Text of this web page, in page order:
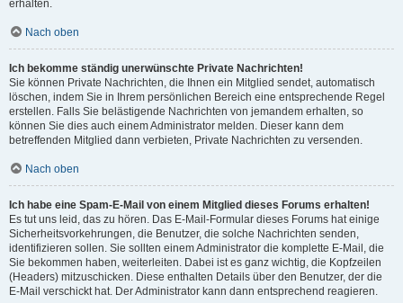
erhalten.
Nach oben
Ich bekomme ständig unerwünschte Private Nachrichten!
Sie können Private Nachrichten, die Ihnen ein Mitglied sendet, automatisch
löschen, indem Sie in Ihrem persönlichen Bereich eine entsprechende Regel
erstellen. Falls Sie belästigende Nachrichten von jemandem erhalten, so
können Sie dies auch einem Administrator melden. Dieser kann dem
betreffenden Mitglied dann verbieten, Private Nachrichten zu versenden.
Nach oben
Ich habe eine Spam-E-Mail von einem Mitglied dieses Forums erhalten!
Es tut uns leid, das zu hören. Das E-Mail-Formular dieses Forums hat einige
Sicherheitsvorkehrungen, die Benutzer, die solche Nachrichten senden,
identifizieren sollen. Sie sollten einem Administrator die komplette E-Mail, die
Sie bekommen haben, weiterleiten. Dabei ist es ganz wichtig, die Kopfzeilen
(Headers) mitzuschicken. Diese enthalten Details über den Benutzer, der die
E-Mail verschickt hat. Der Administrator kann dann entsprechend reagieren.